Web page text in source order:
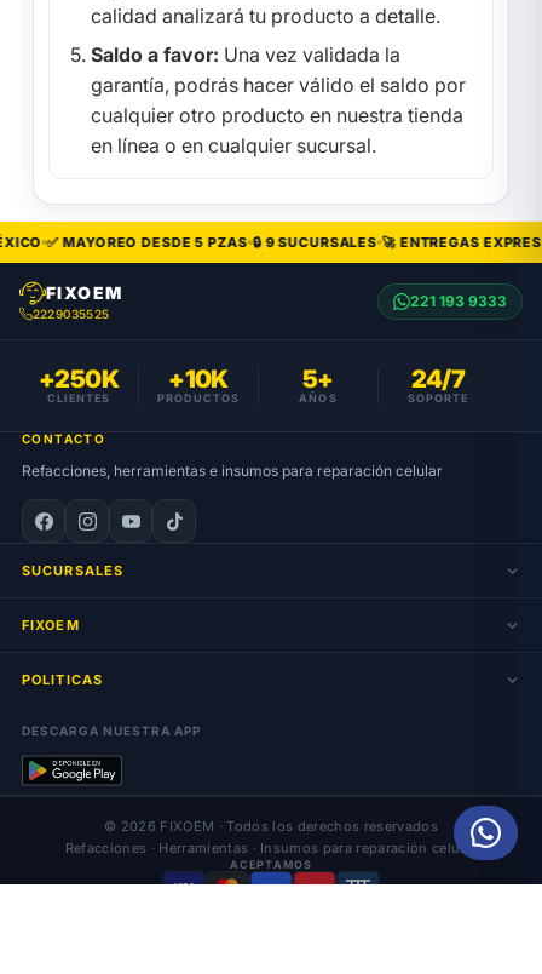
calidad analizará tu producto a detalle.
Saldo a favor: Una vez validada la
garantía, podrás hacer válido el saldo por
cualquier otro producto en nuestra tienda
en línea o en cualquier sucursal.
✅ MAYOREO DESDE 5 PZAS 🔒 9 SUCURSALES 🚀 ENTREGAS EXPRESS
FIXOEM
2229035525
221 193 9333
+250K
CLIENTES
+10K
PRODUCTOS
5+
AÑOS
24/7
SOPORTE
CONTACTO
Refacciones, herramientas e insumos para reparación celular
SUCURSALES
FIXOEM
POLITICAS
DESCARGA NUESTRA APP
© 2026 FIXOEM · Todos los derechos reservados
Refacciones · Herramientas · Insumos para reparación celular
ACEPTAMOS
VISA AMEX OXXO